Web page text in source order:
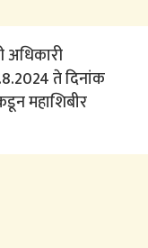
अधिकारी
ते दिनांक
महाशिबीर